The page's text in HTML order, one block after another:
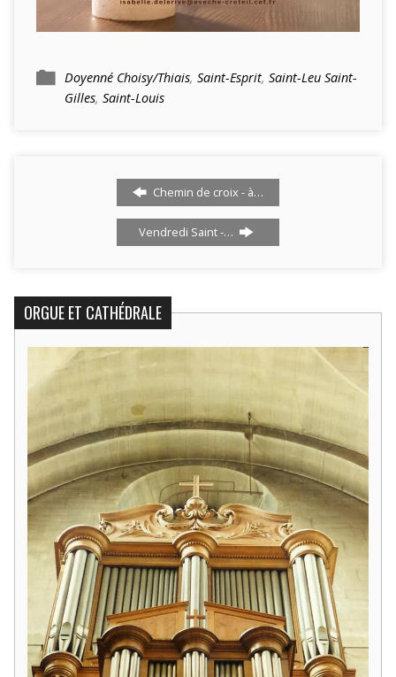
Doyenné Choisy/Thiais, Saint-Esprit, Saint-Leu Saint-
Gilles, Saint-Louis
Chemin de croix - à…
Vendredi Saint -…
ORGUE ET CATHÉDRALE